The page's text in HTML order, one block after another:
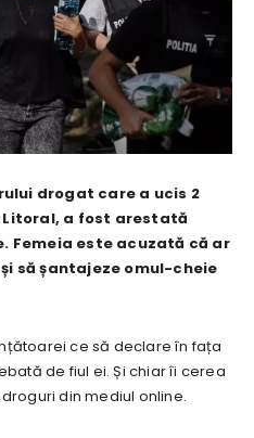
drogat care a ucis 2
a fost arestată
Femeia este acuzată că ar
să șantajeze omul-cheie
ce să declare în fața
de fiul ei. Și chiar îi cerea
din mediul online.